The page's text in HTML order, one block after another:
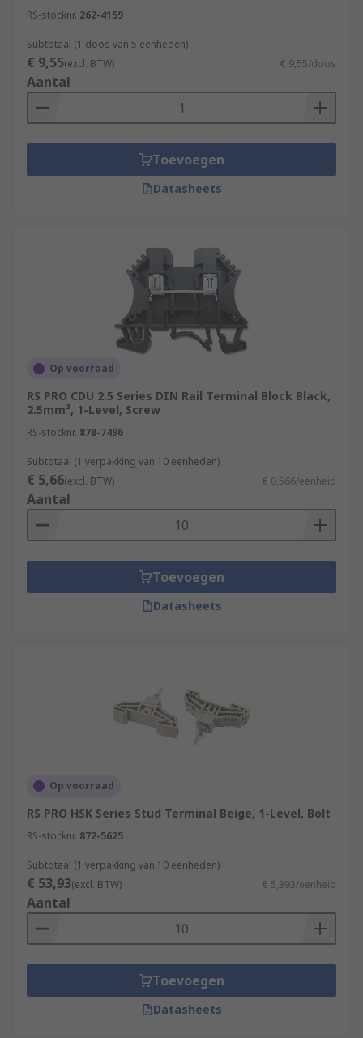
RS-stocknr. 262-4159
Subtotaal (1 doos van 5 eenheden)
€ 9,55(excl. BTW) € 9,55/doos
Aantal
Toevoegen
Datasheets
Op voorraad
RS PRO CDU 2.5 Series DIN Rail Terminal Block Black,
2.5mm², 1-Level, Screw
RS-stocknr. 878-7496
Subtotaal (1 verpakking van 10 eenheden)
€ 5,66(excl. BTW) € 0,566/eenheid
Aantal
Toevoegen
Datasheets
Op voorraad
RS PRO HSK Series Stud Terminal Beige, 1-Level, Bolt
RS-stocknr. 872-5625
Subtotaal (1 verpakking van 10 eenheden)
€ 53,93(excl. BTW) € 5,393/eenheid
Aantal
Toevoegen
Datasheets